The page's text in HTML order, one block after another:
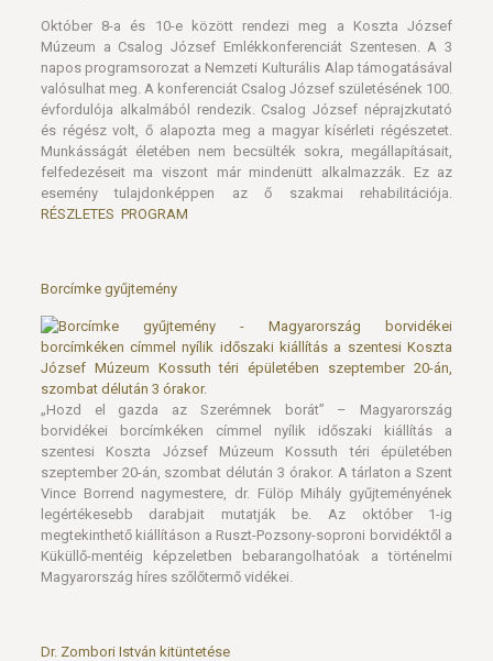
Október 8-a és 10-e között rendezi meg a Koszta József
Múzeum a Csalog József Emlékkonferenciát Szentesen. A 3
napos programsorozat a Nemzeti Kulturális Alap támogatásával
valósulhat meg. A konferenciát Csalog József születésének 100.
évfordulója alkalmából rendezik. Csalog József néprajzkutató
és régész volt, ő alapozta meg a magyar kísérleti régészetet.
Munkásságát életében nem becsülték sokra, megállapításait,
felfedezéseit ma viszont már mindenütt alkalmazzák. Ez az
esemény tulajdonképpen az ő szakmai rehabilitációja.
RÉSZLETES PROGRAM
Borcímke gyűjtemény
„Hozd el gazda az Szerémnek borát” – Magyarország
borvidékei borcímkéken címmel nyílik időszaki kiállítás a
szentesi Koszta József Múzeum Kossuth téri épületében
szeptember 20-án, szombat délután 3 órakor. A tárlaton a Szent
Vince Borrend nagymestere, dr. Fülöp Mihály gyűjteményének
legértékesebb darabjait mutatják be. Az október 1-ig
megtekinthető kiállításon a Ruszt-Pozsony-soproni borvidéktől a
Küküllő-mentéig képzeletben bebarangolhatóak a történelmi
Magyarország híres szőlőtermő vidékei.
Dr. Zombori István kitüntetése